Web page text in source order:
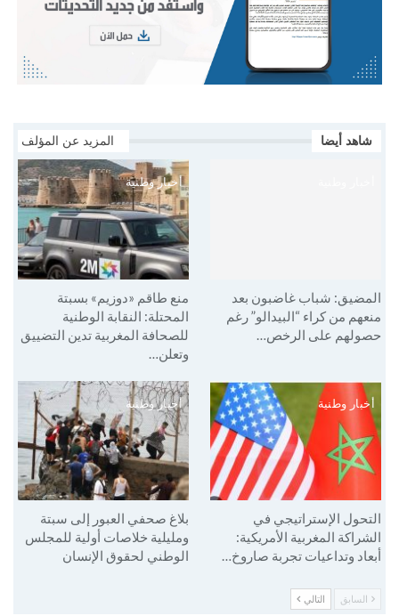
شاهد أيضا المزيد عن المؤلف
المضيق: شباب غاضبون بعد
منعهم من كراء “البيدالو” رغم
حصولهم على الرخص…
أخبار وطنية
منع طاقم «دوزيم» بسبتة
المحتلة: النقابة الوطنية
للصحافة المغربية تدين التضييق
وتعلن…
أخبار وطنية
التحول الإستراتيجي في
الشراكة المغربية الأمريكية:
أبعاد وتداعيات تجربة صاروخ…
أخبار وطنية
بلاغ صحفي العبور إلى سبتة
ومليلية خلاصات أولية للمجلس
الوطني لحقوق الإنسان
السابق التالي